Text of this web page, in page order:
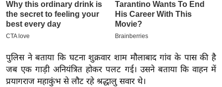
क्रा
इ
म
ई
-
पे
पुलिस ने बताया कि घटना शुक्रवार शाम मौलाबाद गांव के पास की है
जब एक गाड़ी अनियंत्रित होकर पलट गई। उसने बताया कि वाहन में
प्रयागराज महाकुंभ से लौट रहे श्रद्धालु सवार थे।